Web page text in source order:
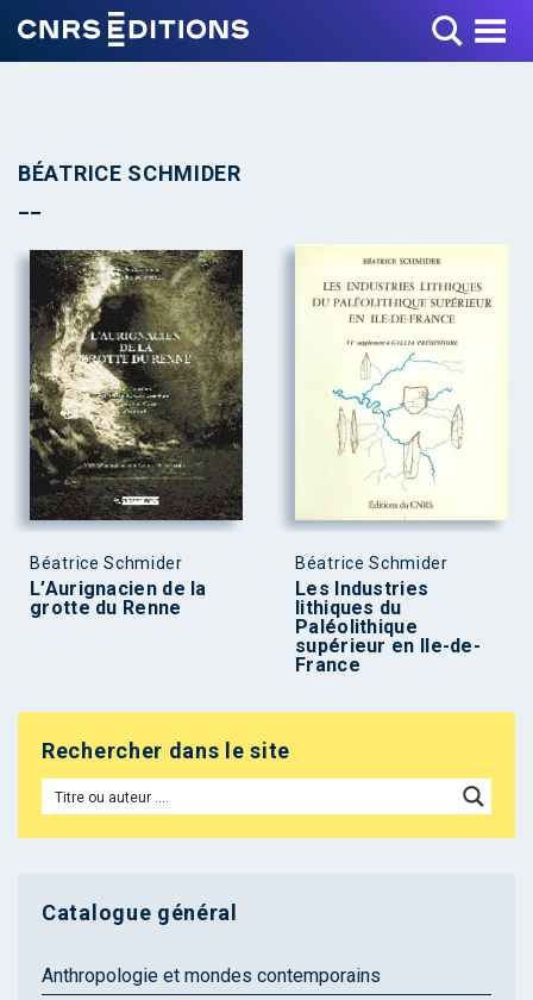
Toggle Menu
BÉATRICE SCHMIDER
Béatrice Schmider
L’Aurignacien de la
grotte du Renne
Béatrice Schmider
Les Industries
lithiques du
Paléolithique
supérieur en Ile-de-
France
Rechercher dans le site
Catalogue général
Anthropologie et mondes contemporains